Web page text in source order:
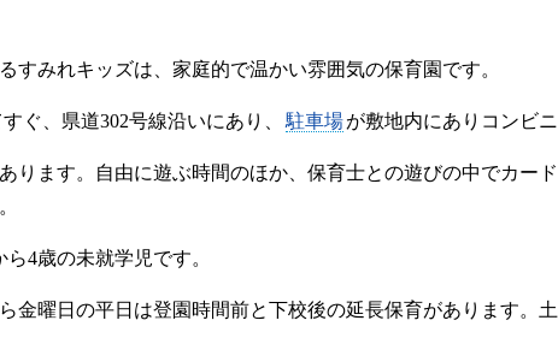
すみれキッズは、家庭的で温かい雰囲気の保育園です。
ぐ、県道302号線沿いにあり、 駐車場が敷地内にありコンビ
ります。自由に遊ぶ時間のほか、保育士との遊びの中でカー
4歳の未就学児です。
金曜日の平日は登園時間前と下校後の延長保育があります。